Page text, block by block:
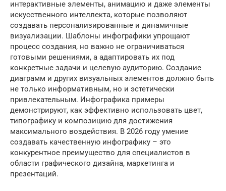
интерактивные элементы, анимацию и даже элементы
искусственного интеллекта, которые позволяют
создавать персонализированные и динамичные
визуализации. Шаблоны инфографики упрощают
процесс создания, но важно не ограничиваться
готовыми решениями, а адаптировать их под
конкретные задачи и целевую аудиторию. Создание
диаграмм и других визуальных элементов должно быть
не только информативным, но и эстетически
привлекательным. Инфографика примеры
демонстрируют, как эффективно использовать цвет,
типографику и композицию для достижения
максимального воздействия. В 2026 году умение
создавать качественную инфографику – это
конкурентное преимущество для специалистов в
области графического дизайна, маркетинга и
презентаций.